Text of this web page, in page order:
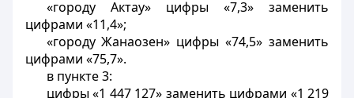
«городу Актау» цифры «7,3» заменить
цифрами «11,4»;
«городу Жанаозен» цифры «74,5» заменить
цифрами «75,7».
в пункте 3:
цифры «1 447 127» заменить цифрами «1 219